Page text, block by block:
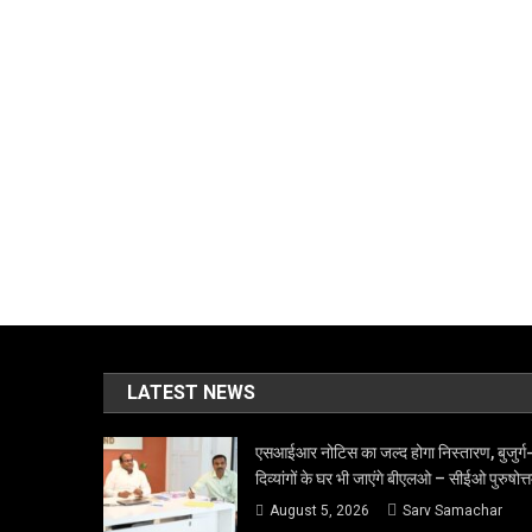
LATEST NEWS
एसआईआर नोटिस का जल्द होगा निस्तारण, बुजुर्ग-
दिव्यांगों के घर भी जाएंगे बीएलओ – सीईओ
August 5, 2026 Sarv Samachar